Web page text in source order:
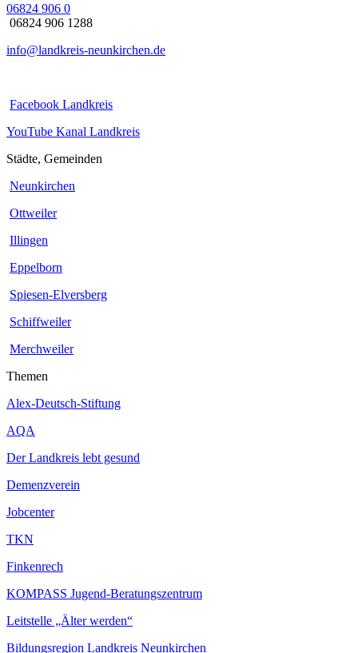
06824 906 0
06824 906 1288
info@landkreis-neunkirchen.de
Facebook Landkreis
YouTube Kanal Landkreis
Städte, Gemeinden
Neunkirchen
Ottweiler
Illingen
Eppelborn
Spiesen-Elversberg
Schiffweiler
Merchweiler
Themen
Alex-Deutsch-Stiftung
AQA
Der Landkreis lebt gesund
Demenzverein
Jobcenter
TKN
Finkenrech
KOMPASS Jugend-Beratungszentrum
Leitstelle „Älter werden“
Bildungsregion Landkreis Neunkirchen